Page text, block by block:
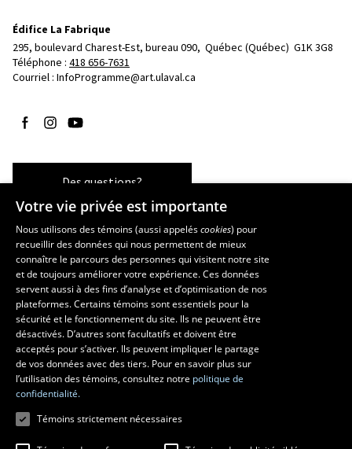
Édifice La Fabrique
295, boulevard Charest-Est, bureau 090, Québec (Québec)  G1K 3G8
Téléphone : 418 656-7631
Courriel : InfoProgramme@art.ulaval.ca
Suivez-nous sur Facebook
Suivez-nous sur Instagram
Suivez-nous sur YouTube
Des questions?
Les écoles et la recherche
École supérieure d’aménagement du territoire et de développement
régional
École d’architecture
École de design
Centre de recherche en aménagement et développement
Votre vie privée est importante
Nous utilisons des témoins (aussi appeléscookies) pour
recueillir des données qui nous permettent de mieux
connaître le parcours des personnes qui visitent notre site
et de toujours améliorer votre expérience. Ces données
servent aussi à des fins d’analyse et d’optimisation de nos
plateformes. Certains témoins sont essentiels pour la
sécurité et le fonctionnement du site. Ils ne peuvent être
désactivés. D’autres sont facultatifs et doivent être
acceptés pour s’activer. Ils peuvent impliquer le partage
de vos données avec des tiers. Pour en savoir plus sur
l’utilisation des témoins, consultez notre politique de
confidentialité.
Témoins strictement nécessaires